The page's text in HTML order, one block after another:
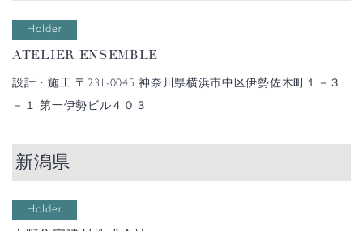
Holder
ATELIER ENSEMBLE
設計・施工 〒231-0045 神奈川県横浜市中区伊勢佐木町１－３
－１ 第一伊勢ビル４０３
新潟県
Holder